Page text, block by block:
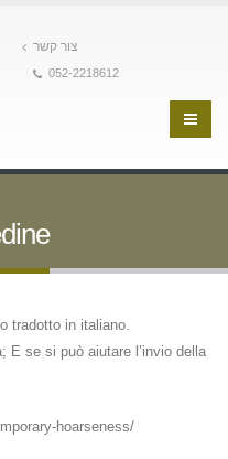
צור קשר
052-2218612
tradotto in italiano.
E se si può aiutare l’invio della
hoarseness/